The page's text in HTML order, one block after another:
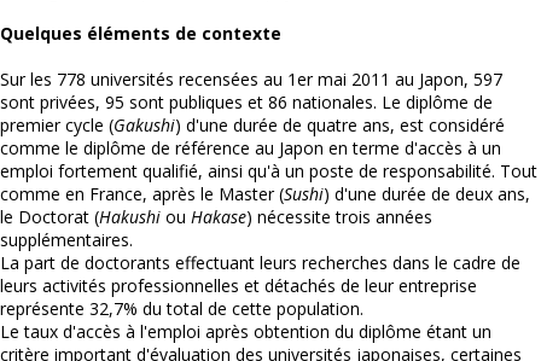
Quelques éléments de contexte
Sur les 778 universités recensées au 1er mai 2011 au Japon, 597
sont privées, 95 sont publiques et 86 nationales. Le diplôme de
premier cycle (Gakushi) d'une durée de quatre ans, est considéré
comme le diplôme de référence au Japon en terme d'accès à un
emploi fortement qualifié, ainsi qu'à un poste de responsabilité. Tout
comme en France, après le Master (Sushi) d'une durée de deux ans,
le Doctorat (Hakushi ou Hakase) nécessite trois années
supplémentaires.
La part de doctorants effectuant leurs recherches dans le cadre de
leurs activités professionnelles et détachés de leur entreprise
représente 32,7% du total de cette population.
Le taux d'accès à l'emploi après obtention du diplôme étant un
critère important d'évaluation des universités japonaises, certaines